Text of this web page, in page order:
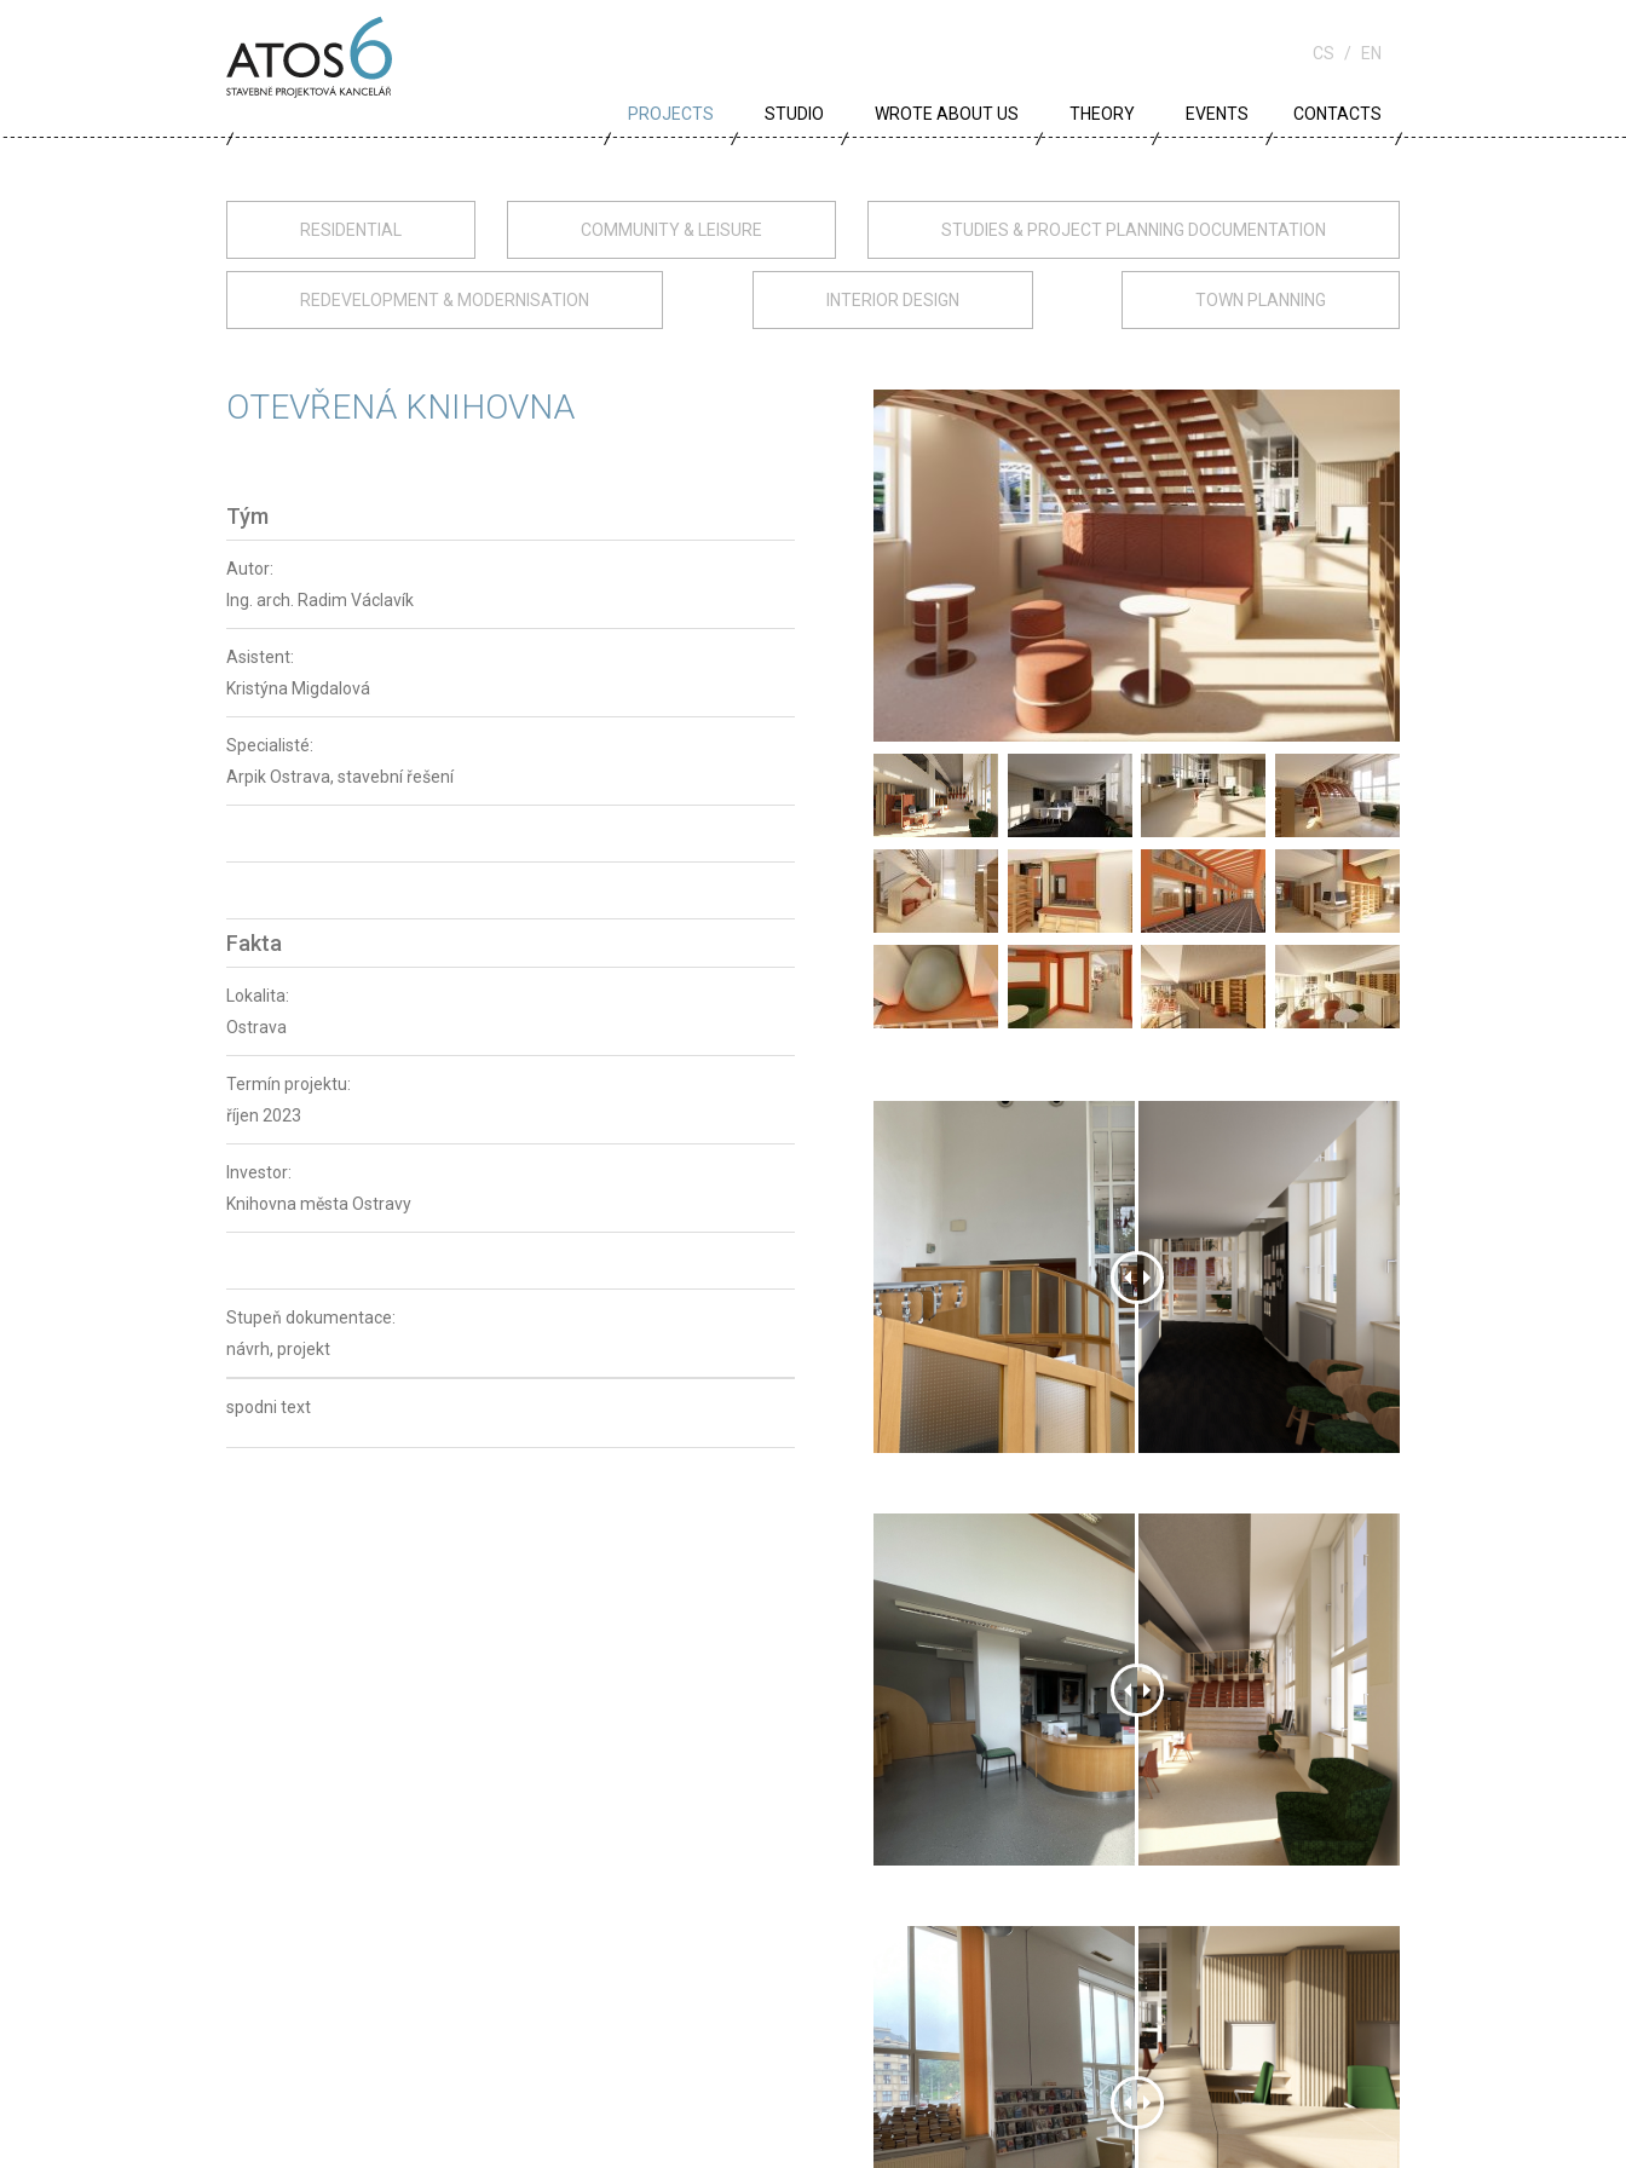
6
CS EN
PROJECTS STUDIO WROTE ABOUT US THEORY EVENTS CONTACTS
RESIDENTIAL COMMUNITY & LEISURE STUDIES & PROJECT PLANNING DOCUMENTATION
REDEVELOPMENT & MODERNISATION INTERIOR DESIGN TOWN PLANNING
OTEVŘENÁ KNIHOVNA
Tým
Autor:
Ing. arch. Radim Václavík
Asistent:
Kristýna Migdalová
Specialisté:
Arpik Ostrava, stavební řešení
Fakta
Lokalita:
Ostrava
Termín projektu:
říjen 2023
Investor:
Knihovna města Ostravy
Stupeň dokumentace:
návrh, projekt
spodni text